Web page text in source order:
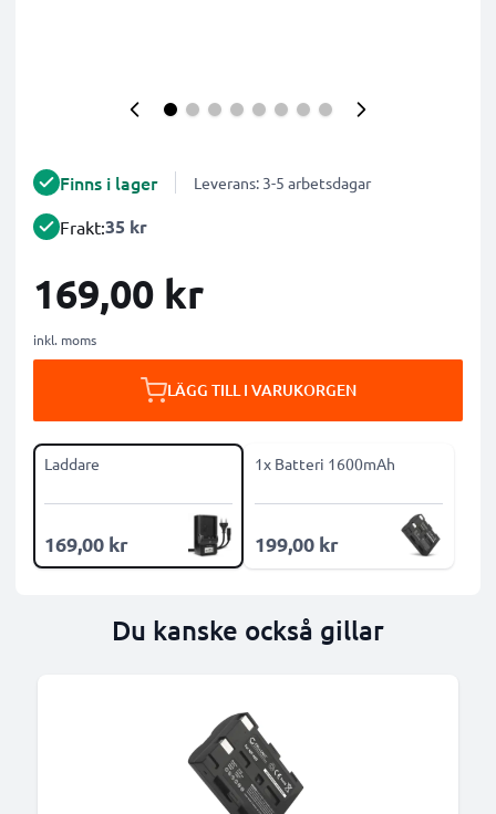
Finns i lager Leverans: 3-5 arbetsdagar
Frakt:35 kr
169,00 kr
inkl. moms
LÄGG TILL I VARUKORGEN
Laddare
169,00 kr
1x Batteri 1600mAh
199,00 kr
Du kanske också gillar